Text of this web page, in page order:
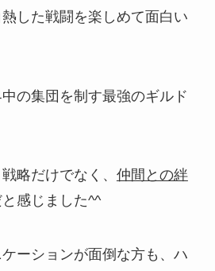
した戦闘を楽しめて面白い
の集団を制す最強のギルド
略だけでなく、 仲間との絆
と感じました^^
ーションが面倒な方も、 ハ